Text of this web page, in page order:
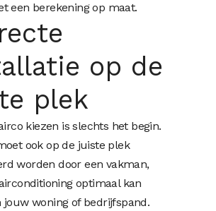
een berekening op maat.
op de
plek
kiezen is slechts het begin.
ook op de juiste plek
worden door een vakman,
optimaal kan
jouw woning of bedrijfspand.